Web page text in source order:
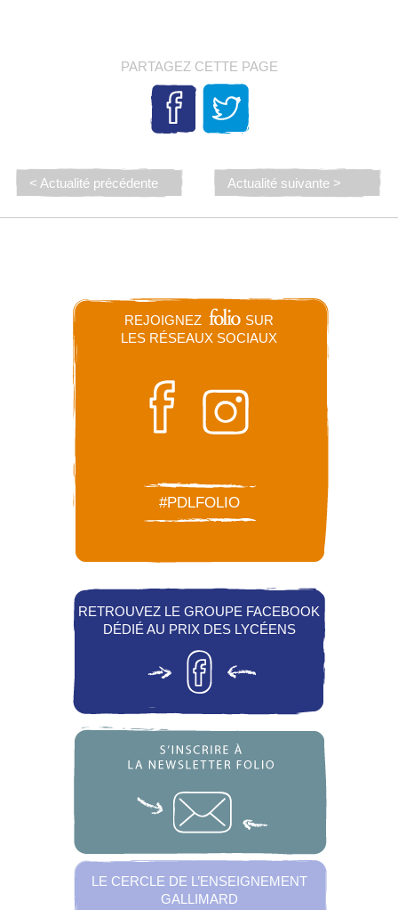
PARTAGEZ CETTE PAGE
< Actualité précédente Actualité suivante >
REJOIGNEZ
SUR
LES RÉSEAUX SOCIAUX
#PDLFOLIO
RETROUVEZ LE GROUPE FACEBOOK
DÉDIÉ AU PRIX DES LYCÉENS
LE CERCLE DE L’ENSEIGNEMENT
GALLIMARD